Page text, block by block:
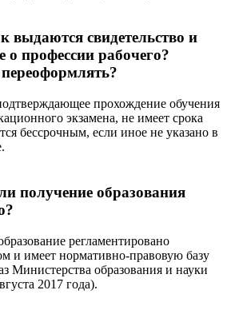
выдаются свидетельство и
о профессии рабочего?
прохождение обучения
экзамена, не имеет срока
бессрочным, если иное не указано в
получение образования
регламентировано
и имеет нормативно-правовую базу
образования и науки
2017 года).